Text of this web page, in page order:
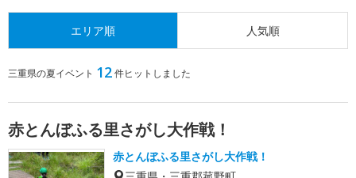
エリア順 人気順
三重県の夏イベント 12件ヒットしました
赤とんぼふる里さがし大作戦！
赤とんぼふる里さがし大作戦！
三重県・三重郡菰野町